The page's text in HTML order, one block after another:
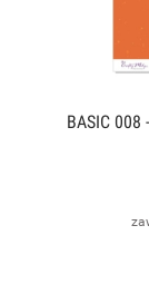
BASIC 008